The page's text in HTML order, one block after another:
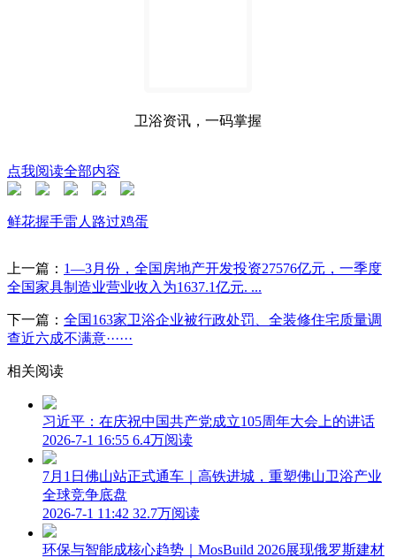
卫浴资讯，一码掌握
点我阅读全部内容
鲜花握手雷人 路过鸡蛋
上一篇： 1—3月份，全国房地产开发投资27576亿元，一季度
全国家具制造业营业收入为1637.1亿元. ...
下一篇： 全国163家卫浴企业被行政处罚、全装修住宅质量调
查近六成不满意······
相关阅读
习近平：在庆祝中国共产党成立105周年大会上的讲话
2026-7-1 16:55 6.4万阅读
7月1日佛山站正式通车｜高铁进城，重塑佛山卫浴产业
全球竞争底盘
2026-7-1 11:42 32.7万阅读
环保与智能成核心趋势｜MosBuild 2026展现俄罗斯建材